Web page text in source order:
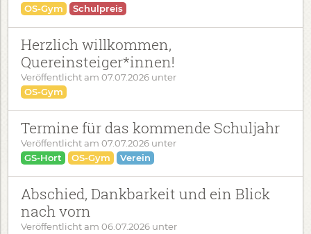
OS-Gym
Schulpreis
Herzlich willkommen,
Quereinsteiger*innen!
Veröffentlicht am 07.07.2026 unter
OS-Gym
Termine für das kommende Schuljahr
Veröffentlicht am 07.07.2026 unter
GS-Hort
OS-Gym Verein
Abschied, Dankbarkeit und ein Blick
nach vorn
Veröffentlicht am 06.07.2026 unter